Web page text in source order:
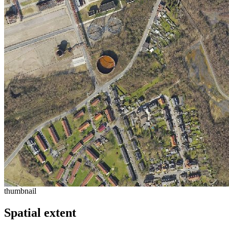
thumbnail
Spatial extent